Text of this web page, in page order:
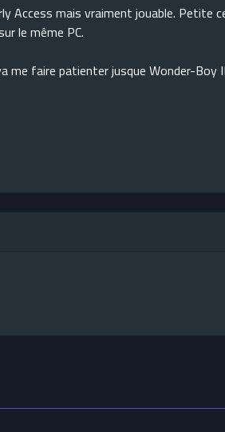
Access mais vraiment jouable. Petite
le même PC.
me faire patienter jusque Wonder-